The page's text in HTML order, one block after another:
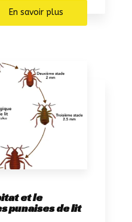
En savoir plus
et le
punaises de lit